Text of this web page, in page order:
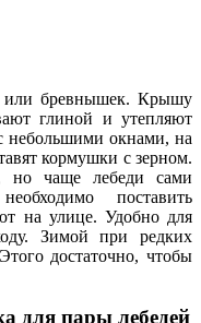
или бревнышек. Крышу
глиной и утепляют
небольшими окнами, на
кормушки с зерном.
но чаще лебеди сами
поставить
на улице. Удобно для
Зимой при редких
достаточно, чтобы
для пары лебедей